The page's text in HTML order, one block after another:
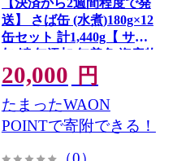
【決済から2週間程度で発
送】 さば缶 (水煮)180g×12
缶セット 計1,440g【 サバ
缶 鯖 無添加 無着色 海産物
おつまみ 備蓄 防災 食料 長
期保存 非常食 和尚印 】
RT860-12
20,000 円
たまったWAON
POINTで寄附できる！